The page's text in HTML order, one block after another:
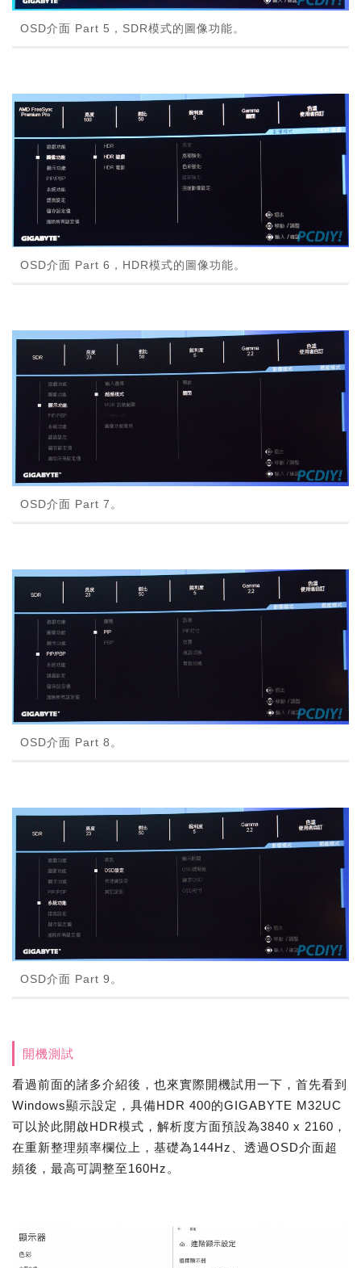
OSD介面 Part 5，SDR模式的圖像功能。
OSD介面 Part 6，HDR模式的圖像功能。
OSD介面 Part 7。
OSD介面 Part 8。
OSD介面 Part 9。
開機測試
看過前面的諸多介紹後，也來實際開機試用一下，首先看到
Windows顯示設定，具備HDR 400的GIGABYTE M32UC
可以於此開啟HDR模式，解析度方面預設為3840 x 2160，
在重新整理頻率欄位上，基礎為144Hz、透過OSD介面超
頻後，最高可調整至160Hz。